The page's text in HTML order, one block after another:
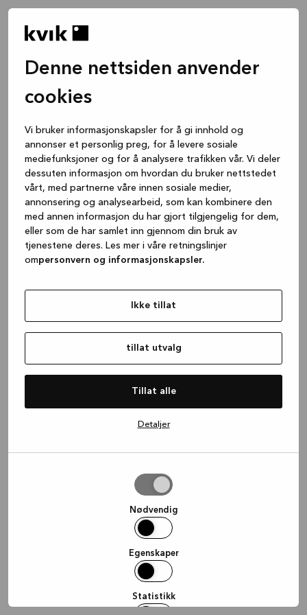
Denne nettsiden anvender
cookies
Vi bruker informasjonskapsler for å gi innhold og
annonser et personlig preg, for å levere sosiale
mediefunksjoner og for å analysere trafikken vår. Vi deler
dessuten informasjon om hvordan du bruker nettstedet
vårt, med partnerne våre innen sosiale medier,
annonsering og analysearbeid, som kan kombinere den
med annen informasjon du har gjort tilgjengelig for dem,
eller som de har samlet inn gjennom din bruk av
tjenestene deres. Les mer i våre retningslinjer
ompersonvern og informasjonskapsler.
Ikke tillat
tillat utvalg
Tillat alle
Detaljer
Nødvendig
Egenskaper
Statistikk
(see the browser console for more
information).